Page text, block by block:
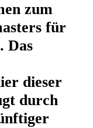
zum
für
Das
dieser
durch